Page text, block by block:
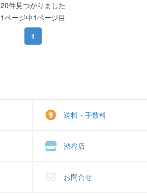
20件見つかりました
1ページ中1ページ目
1
送料・手数料
渋谷店
お問合せ